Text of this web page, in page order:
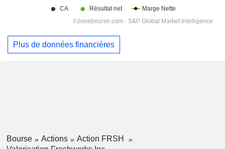
Plus de données financières
Bourse Actions
Action FRSH